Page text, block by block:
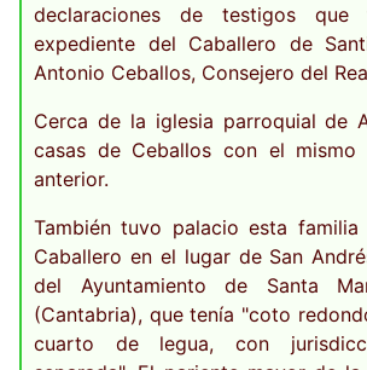
declaraciones de testigos
expediente del Caballero de
Antonio Ceballos, Consejero del
Cerca de la iglesia parroquial de
casas de Ceballos con el mismo
anterior.
También tuvo palacio esta
Caballero en el lugar de San
del Ayuntamiento de Santa
(Cantabria), que tenía "coto
cuarto de legua, con